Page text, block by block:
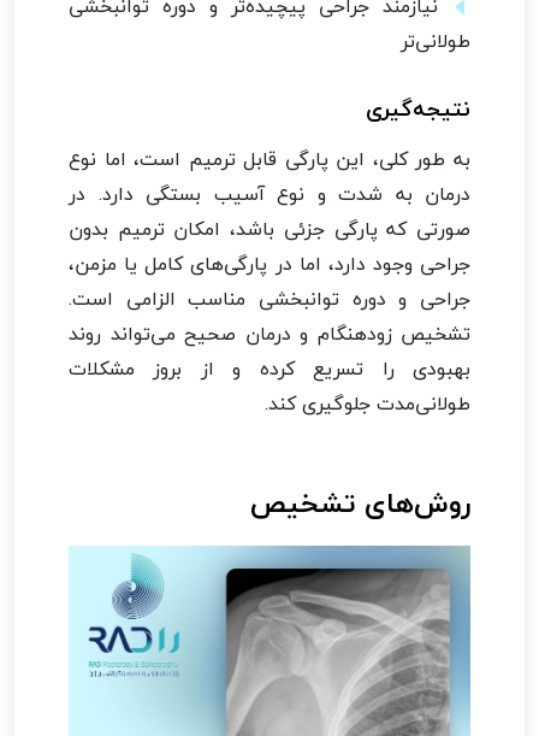
طولانی‌تر
نتیجه‌گیری
به طور کلی، این پارگی قابل ترمیم است، اما نوع
درمان به شدت و نوع آسیب بستگی دارد. در
صورتی که پارگی جزئی باشد، امکان ترمیم بدون
جراحی وجود دارد، اما در پارگی‌های کامل یا مزمن،
جراحی و دوره توانبخشی مناسب الزامی است.
تشخیص زودهنگام و درمان صحیح می‌تواند روند
بهبودی را تسریع کرده و از بروز مشکلات
طولانی‌مدت جلوگیری کند.
روش‌های تشخیص